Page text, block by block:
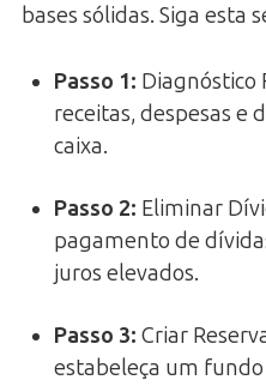
bases sólidas. Siga esta
Passo 1:
receitas, despesas e
caixa.
Passo 2: Eliminar
pagamento de
juros elevados.
Passo 3: Criar
estabeleça um